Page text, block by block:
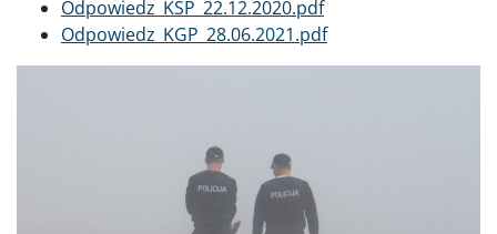
Dokument
Odpowiedz_KSP_22.12.2020.pdf
Dokument
Odpowiedz_KGP_28.06.2021.pdf